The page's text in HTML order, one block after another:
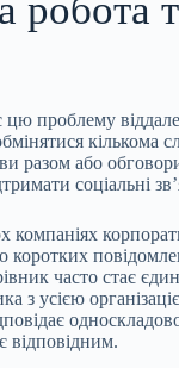
робота
проблему
кількома
разом або
соціальні
компаніях
коротких
часто стає
з усією
відповідним.